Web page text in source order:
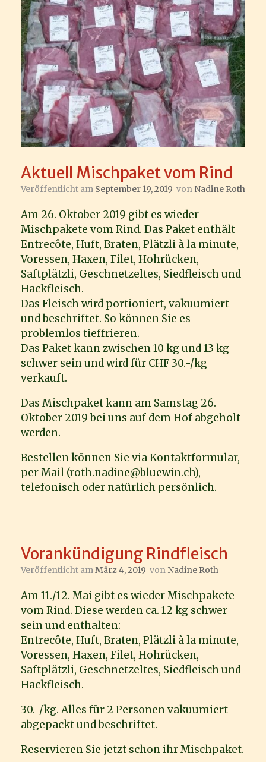
Aktuell Mischpaket vom Rind
Veröffentlicht am September 19, 2019 von Nadine Roth
Am 26. Oktober 2019 gibt es wieder
Mischpakete vom Rind. Das Paket enthält
Entrecôte, Huft, Braten, Plätzli à la minute,
Voressen, Haxen, Filet, Hohrücken,
Saftplätzli, Geschnetzeltes, Siedfleisch und
Hackfleisch.
Das Fleisch wird portioniert, vakuumiert
und beschriftet. So können Sie es
problemlos tieffrieren.
Das Paket kann zwischen 10 kg und 13 kg
schwer sein und wird für CHF 30.-/kg
verkauft.
Das Mischpaket kann am Samstag 26.
Oktober 2019 bei uns auf dem Hof abgeholt
werden.
Bestellen können Sie via Kontaktformular,
per Mail (roth.nadine@bluewin.ch),
telefonisch oder natürlich persönlich.
Vorankündigung Rindfleisch
Veröffentlicht amMärz 4, 2019 von Nadine Roth
Am 11./12. Mai gibt es wieder Mischpakete
vom Rind. Diese werden ca. 12 kg schwer
sein und enthalten:
Entrecôte, Huft, Braten, Plätzli à la minute,
Voressen, Haxen, Filet, Hohrücken,
Saftplätzli, Geschnetzeltes, Siedfleisch und
Hackfleisch.
30.-/kg. Alles für 2 Personen vakuumiert
abgepackt und beschriftet.
Reservieren Sie jetzt schon ihr Mischpaket.